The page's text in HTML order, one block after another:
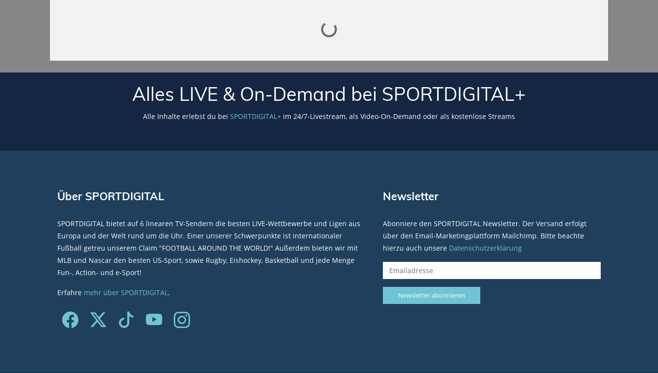
Lade SPORTDIGITAL+ Mediathek
Alles LIVE & On-Demand bei SPORTDIGITAL+
Alle Inhalte erlebst du bei SPORTDIGITAL+ im 24/7-Livestream, als Video-On-Demand oder als kostenlose Streams
Über SPORTDIGITAL
SPORTDIGITAL bietet auf 6 linearen TV-Sendern die besten LIVE-Wettbewerbe und Ligen aus
Europa und der Welt rund um die Uhr. Einer unserer Schwerpunkte ist internationaler
Fußball getreu unserem Claim "FOOTBALL AROUND THE WORLD!" Außerdem bieten wir mit
MLB und Nascar den besten US-Sport, sowie Rugby, Eishockey, Basketball und jede Menge
Fun-, Action- und e-Sport!
Erfahre mehr über SPORTDIGITAL.
Newsletter
Abonniere den SPORTDIGITAL Newsletter. Der Versand erfolgt
über den Email-Marketingplattform Mailchimp. Bitte beachte
hierzu auch unsere Datenschutzerklärung